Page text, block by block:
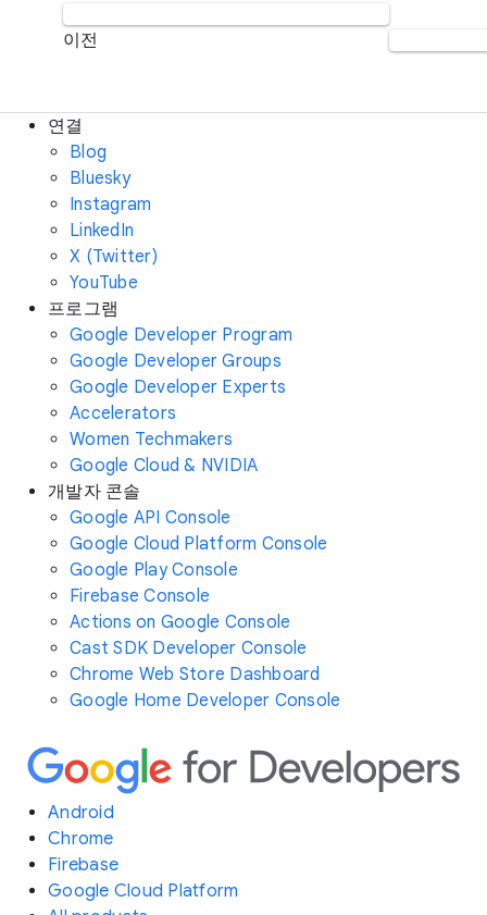
이전
연결
Blog
Bluesky
Instagram
LinkedIn
X (Twitter)
YouTube
프로그램
Google Developer Program
Google Developer Groups
Google Developer Experts
Accelerators
Women Techmakers
Google Cloud & NVIDIA
개발자 콘솔
Google API Console
Google Cloud Platform Console
Google Play Console
Firebase Console
Actions on Google Console
Cast SDK Developer Console
Chrome Web Store Dashboard
Google Home Developer Console
Android
Chrome
Firebase
Google Cloud Platform